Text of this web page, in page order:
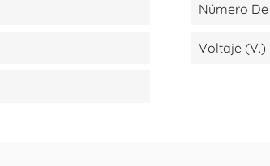
Número
Voltaje (V.)